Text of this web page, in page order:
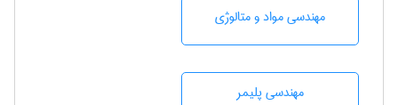
مهندسی مواد و متالوژی
مهندسی پليمر